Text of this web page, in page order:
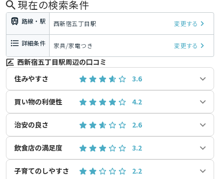
現在の検索条件
路線・駅 西新宿五丁目駅 変更する
詳細条件 家具/家電つき 変更する
西新宿五丁目駅周辺の口コミ
住みやすさ
3.6
買い物の利便性 4.2
治安の良さ 2.6
飲食店の満足度 3.2
子育てのしやすさ 2.2